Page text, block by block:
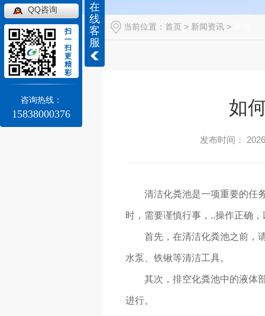
当前位置： 首页 > 新闻资讯 >
如
发布时间：
清洁化粪池是一项重要的任
时，需要谨慎行事，..操作正确
首先，在清洁化粪池之前，
水泵、铁锹等清洁工具。
其次，排空化粪池中的液体
进行。
在
线
客
服
QQ咨询
扫
一
扫
更
精
彩
咨询热线：
15838000376